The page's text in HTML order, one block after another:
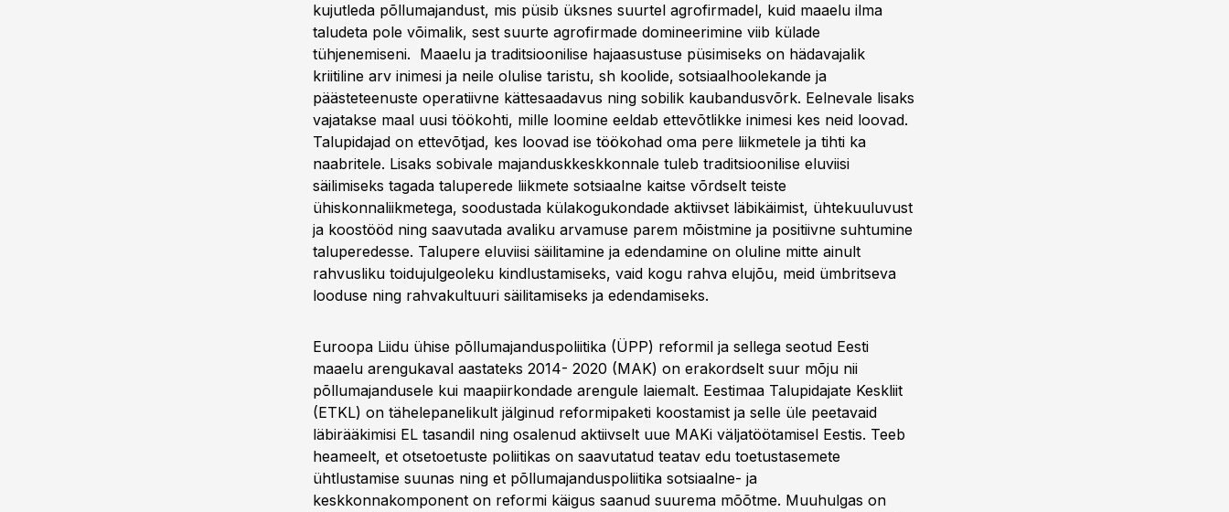
kujutleda põllumajandust, mis püsib üksnes suurtel agrofirmadel, kuid maaelu ilma
taludeta pole võimalik, sest suurte agrofirmade domineerimine viib külade
tühjenemiseni. Maaelu ja traditsioonilise hajaasustuse püsimiseks on hädavajalik
kriitiline arv inimesi ja neile olulise taristu, sh koolide, sotsiaalhoolekande ja
päästeteenuste operatiivne kättesaadavus ning sobilik kaubandusvõrk. Eelnevale lisaks
vajatakse maal uusi töökohti, mille loomine eeldab ettevõtlikke inimesi kes neid loovad.
Talupidajad on ettevõtjad, kes loovad ise töökohad oma pere liikmetele ja tihti ka
naabritele. Lisaks sobivale majanduskkeskkonnale tuleb traditsioonilise eluviisi
säilimiseks tagada taluperede liikmete sotsiaalne kaitse võrdselt teiste
ühiskonnaliikmetega, soodustada külakogukondade aktiivset läbikäimist, ühtekuuluvust
ja koostööd ning saavutada avaliku arvamuse parem mõistmine ja positiivne suhtumine
taluperedesse. Talupere eluviisi säilitamine ja edendamine on oluline mitte ainult
rahvusliku toidujulgeoleku kindlustamiseks, vaid kogu rahva elujõu, meid ümbritseva
looduse ning rahvakultuuri säilitamiseks ja edendamiseks.
Euroopa Liidu ühise põllumajanduspoliitika (ÜPP) reformil ja sellega seotud Eesti
maaelu arengukaval aastateks 2014- 2020 (MAK) on erakordselt suur mõju nii
põllumajandusele kui maapiirkondade arengule laiemalt. Eestimaa Talupidajate Keskliit
(ETKL) on tähelepanelikult jälginud reformipaketi koostamist ja selle üle peetavaid
läbirääkimisi EL tasandil ning osalenud aktiivselt uue MAKi väljatöötamisel Eestis. Teeb
heameelt, et otsetoetuste poliitikas on saavutatud teatav edu toetustasemete
ühtlustamise suunas ning et põllumajanduspoliitika sotsiaalne- ja
keskkonnakomponent on reformi käigus saanud suurema mõõtme. Muuhulgas on